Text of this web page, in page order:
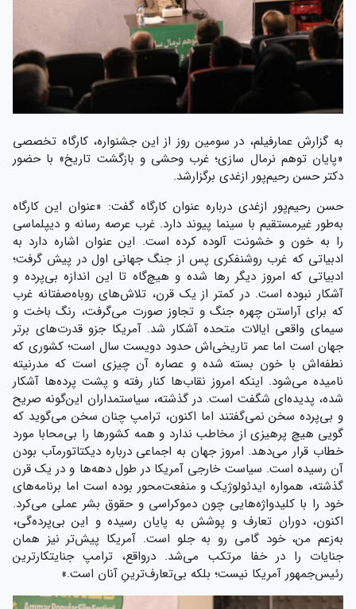
به گزارش عمارفیلم، در سومین روز از این جشنواره، کارگاه تخصصی
«پایان توهم نرمال سازی؛ غرب وحشی و بازگشت تاریخ» با حضور
دکتر حسن رحیم‌پور ازغدی برگزارشد.
حسن رحیم‌پور ازغدی درباره‌ عنوان کارگاه گفت: «عنوان این کارگاه
به‌طور غیرمستقیم با سینما پیوند دارد. غرب عرصه‌ رسانه و دیپلماسی
را به خون و خشونت آلوده کرده است. این عنوان اشاره دارد به
ادبیاتی که غرب روشنفکری پس از جنگ جهانی اول در پیش گرفت؛
ادبیاتی که امروز دیگر رها شده و هیچ‌گاه تا این اندازه بی‌پرده و
آشکار نبوده است. در کمتر از یک قرن، تلاش‌های روباه‌صفتانه‌ غرب
که برای آراستن چهره‌ جنگ و تجاوز صورت می‌گرفت، رنگ باخت و
سیمای واقعی ایالات متحده آشکار شد. آمریکا جزو قدرت‌های برتر
جهان است اما عمر تاریخی‌اش حدود دویست سال است؛ کشوری که
نطفه‌اش با خون بسته شده و عصاره‌ آن چیزی است که مدرنیته
نامیده می‌شود. اینکه امروز نقاب‌ها کنار رفته و پشت پرده‌ها آشکار
شده، پدیده‌ای شگفت است. در گذشته، سیاستمداران این‌گونه صریح
و بی‌پرده سخن نمی‌گفتند اما اکنون، ترامپ چنان سخن می‌گوید که
گویی هیچ پرهیزی از مخاطب ندارد و همه کشورها را بی‌محابا مورد
خطاب قرار می‌دهد. امروز جهان به اجماعی درباره‌ دیکتاتورمآب بودن
آن رسیده است. سیاست خارجی آمریکا در طول دهه‌ها و در یک قرن
گذشته، همواره ایدئولوژیک و منفعت‌محور بوده است اما برنامه‌های
خود را با کلیدواژه‌هایی چون دموکراسی و حقوق بشر عملی می‌کرد.
اکنون، دوران تعارف و پوشش به پایان رسیده و این بی‌پرده‌گی،
به‌زعم من، خود گامی رو به جلو است. آمریکا پیش‌تر نیز همان
جنایات را در خفا مرتکب می‌شد. درواقع، ترامپ جنایتکارترین
رئیس‌جمهور آمریکا نیست؛ بلکه بی‌تعارف‌ترینِ آنان است.»